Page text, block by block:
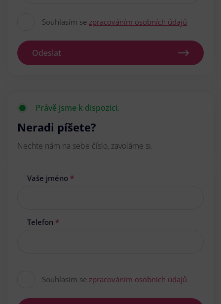
Souhlasím se zpracováním osobních údajů
Odeslat
Právě jsme k dispozici.
Neradi píšete?
Nechte nám na sebe číslo, zavoláme si.
Vaše jméno *
Telefon *
Souhlasím se zpracováním osobních údajů